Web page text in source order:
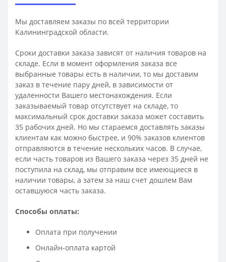
Мы доставляем заказы по всей территории
Калининградской области.
Сроки доставки заказа зависят от наличия товаров на
складе. Если в момент оформления заказа все
выбранные товары есть в наличии, то мы доставим
заказ в течение пару дней, в зависимости от
удаленности Вашего местонахождения. Если
заказываемый товар отсутствует на складе, то
максимальный срок доставки заказа может составить
35 рабочих дней. Но мы стараемся доставлять заказы
клиентам как можно быстрее, и 90% заказов клиентов
отправляются в течение нескольких часов. В случае,
если часть товаров из Вашего заказа через 35 дней не
поступила на склад, мы отправим все имеющиеся в
наличии товары, а затем за наш счет дошлем Вам
оставшуюся часть заказа.
Способы оплаты:
Оплата при получении
Онлайн-оплата картой